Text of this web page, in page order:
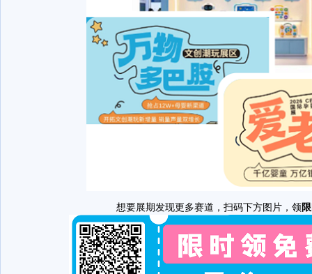
想要展期发现更多赛道，扫码下方图片，领